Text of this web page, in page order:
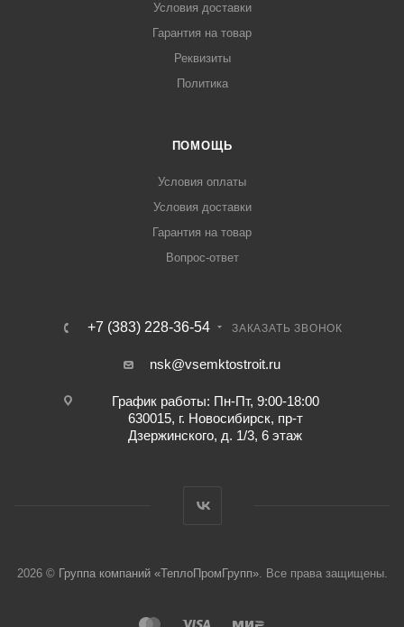
Условия доставки
Гарантия на товар
Реквизиты
Политика
ПОМОЩЬ
Условия оплаты
Условия доставки
Гарантия на товар
Вопрос-ответ
+7 (383) 228-36-54 ЗАКАЗАТЬ ЗВОНОК
nsk@vsemktostroit.ru
График работы: Пн-Пт, 9:00-18:00
630015, г. Новосибирск, пр-т
Дзержинского, д. 1/3, 6 этаж
2026 © Группа компаний «ТеплоПромГрупп». Все права защищены.